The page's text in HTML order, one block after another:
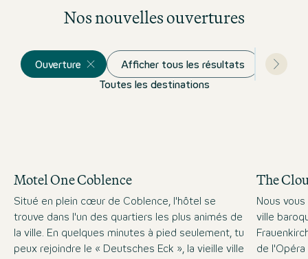
Nos nouvelles ouvertures
Ouverture Afficher tous les résultats
Toutes les destinations
Motel One Coblence
Situé en plein cœur de Coblence, l'hôtel se
trouve dans l'un des quartiers les plus animés de
la ville. En quelques minutes à pied seulement, tu
peux rejoindre le « Deutsches Eck », la vieille ville
The
Nous
ville
de l'Opéra